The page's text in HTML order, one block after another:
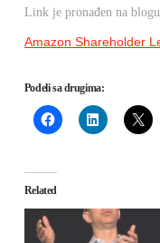
Link je pronađen na blogu
Amazon Shareholder
Podeli sa drugima:
Related